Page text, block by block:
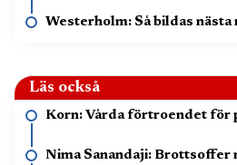
Westerholm: Så bildas nästa
Läs också
Korn: Vårda förtroendet för
Nima Sanandaji: Brottsoffer